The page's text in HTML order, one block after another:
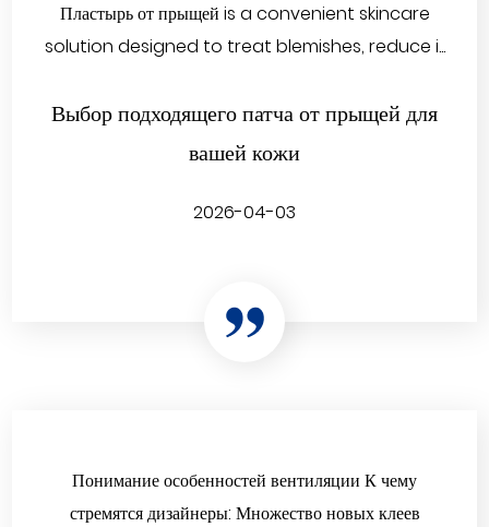
Пластырь от прыщей is a convenient skincare
solution designed to treat blemishes, reduce i...
Выбор подходящего патча от прыщей для
вашей кожи
2026-04-03
Понимание особенностей вентиляции К чему
стремятся дизайнеры: Множество новых клеев